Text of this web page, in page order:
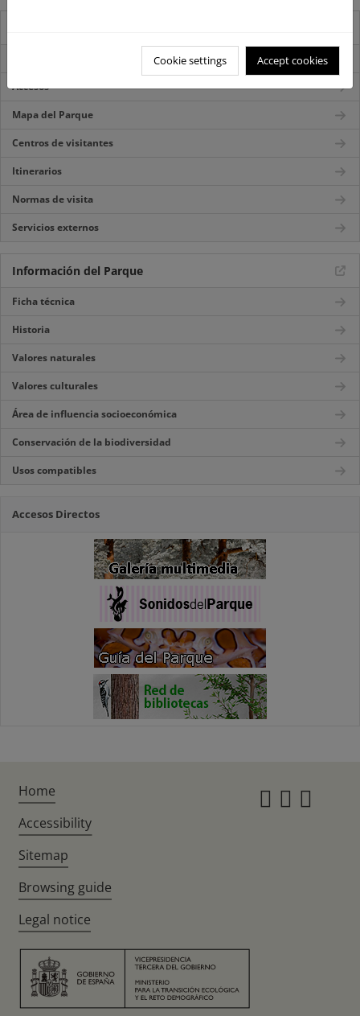
Accesos
Mapa del Parque
Centros de visitantes
Itinerarios
Normas de visita
Servicios externos
Información del Parque
Ficha técnica
Historia
Valores naturales
Valores culturales
Área de influencia socioeconómica
Conservación de la biodiversidad
Usos compatibles
Accesos Directos
Cookie settings Accept cookies
Home
Accessibility
Sitemap
Browsing guide
Legal notice